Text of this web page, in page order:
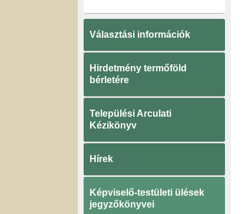
Választási információk
Hirdetmény termőföld
bérletére
Települési Arculati
Kézikönyv
Hírek
Képviselő-testületi ülések
jegyzőkönyvei